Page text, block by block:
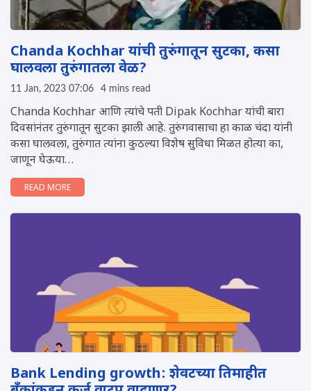
Chanda Kochhar यांची तुरुंगातून सुटका, कसा
घालवला तुरुंगातला वेळ?
11 Jan, 2023 07:06 4 mins read
Chanda Kochhar आणि त्यांचे पती Dipak Kochhar यांची बारा
दिवसांनंतर तुरुंगातून सुटका झाली आहे. तुरुंगवासाचा हा काळ चंदा यांनी
कसा घालवला, तुरुंगात त्यांना कुठल्या विशेष सुविधा मिळत होत्या का,
जाणून घेऊया…
READ MORE
Bank Lending growth: शेवटच्या तिमाहीत